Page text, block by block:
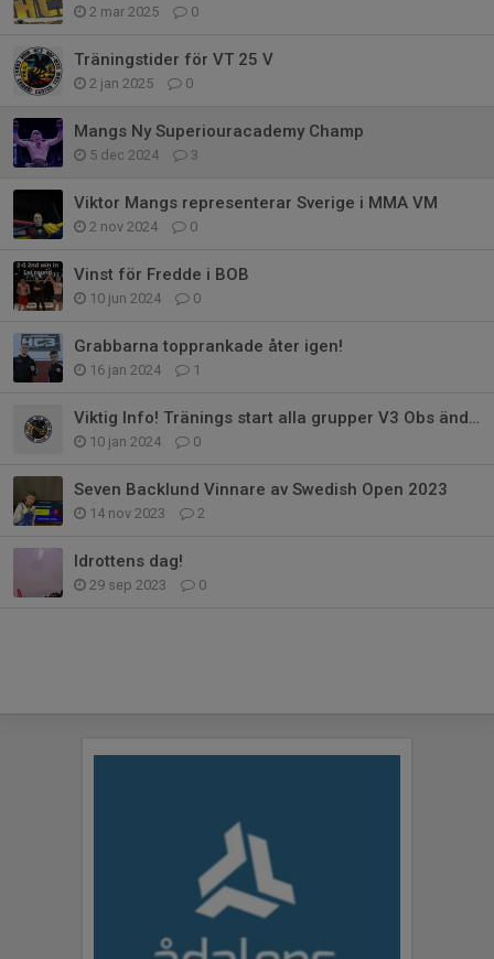
2 mar 2025 0
Träningstider för VT 25 V
2 jan 2025 0
Mangs Ny Superiouracademy Champ
5 dec 2024 3
Viktor Mangs representerar Sverige i MMA VM
2 nov 2024 0
Vinst för Fredde i BOB
10 jun 2024 0
Grabbarna topprankade åter igen!
16 jan 2024 1
Viktig Info! Tränings start alla grupper V3 Obs ändringar läs!
10 jan 2024 0
Seven Backlund Vinnare av Swedish Open 2023
14 nov 2023 2
Idrottens dag!
29 sep 2023 0